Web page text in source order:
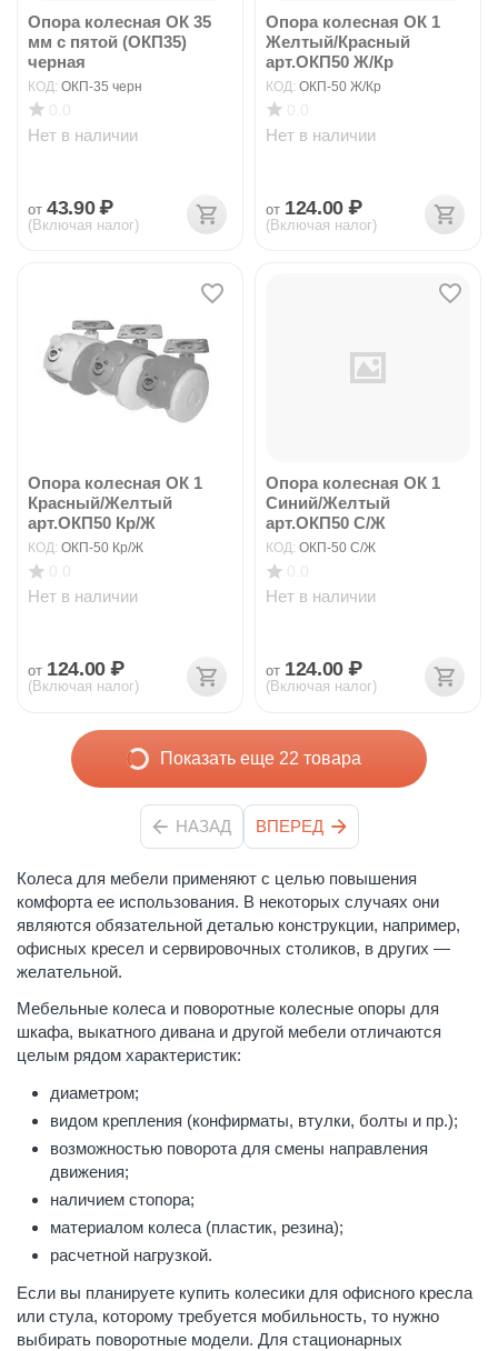
Колеса для мебели применяют с целью повышения
комфорта ее использования. В некоторых случаях они
являются обязательной деталью конструкции, например,
офисных кресел и сервировочных столиков, в других —
желательной.
Мебельные колеса и поворотные колесные опоры для
шкафа, выкатного дивана и другой мебели отличаются
целым рядом характеристик:
диаметром;
видом крепления (конфирматы, втулки, болты и пр.);
возможностью поворота для смены направления
движения;
наличием стопора;
материалом колеса (пластик, резина);
расчетной нагрузкой.
Если вы планируете купить колесики для офисного кресла
или стула, которому требуется мобильность, то нужно
выбирать поворотные модели. Для стационарных
Опора колесная ОК 35
мм с пятой (ОКП35)
черная
КОД: ОКП-35 черн
Нет в наличии
от 43.90 ₽
(Включая налог)
Опора колесная ОК 1
Желтый/Красный
арт.ОКП50 Ж/Кр
КОД: ОКП-50 Ж/Кр
Нет в наличии
от 124.00 ₽
(Включая налог)
Опора колесная ОК 1
Красный/Желтый
арт.ОКП50 Кр/Ж
КОД: ОКП-50 Кр/Ж
Нет в наличии
от 124.00 ₽
(Включая налог)
Опора колесная ОК 1
Синий/Желтый
арт.ОКП50 С/Ж
КОД: ОКП-50 С/Ж
Нет в наличии
от 124.00 ₽
(Включая налог)
Показать еще 22 товара
НАЗАД ВПЕРЕД